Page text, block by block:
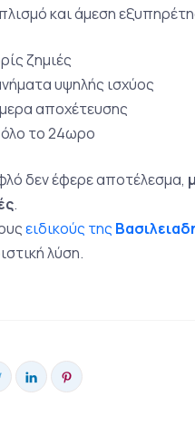
και άμεση
ζημιές
υψηλής ισχύος
αποχέτευσης
το 24ωρο
δεν έφερε αποτέλεσμα,
.
ειδικούς της
λύση.